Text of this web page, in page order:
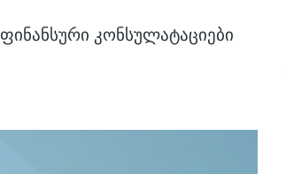
ფინანსური კონსულატაციები